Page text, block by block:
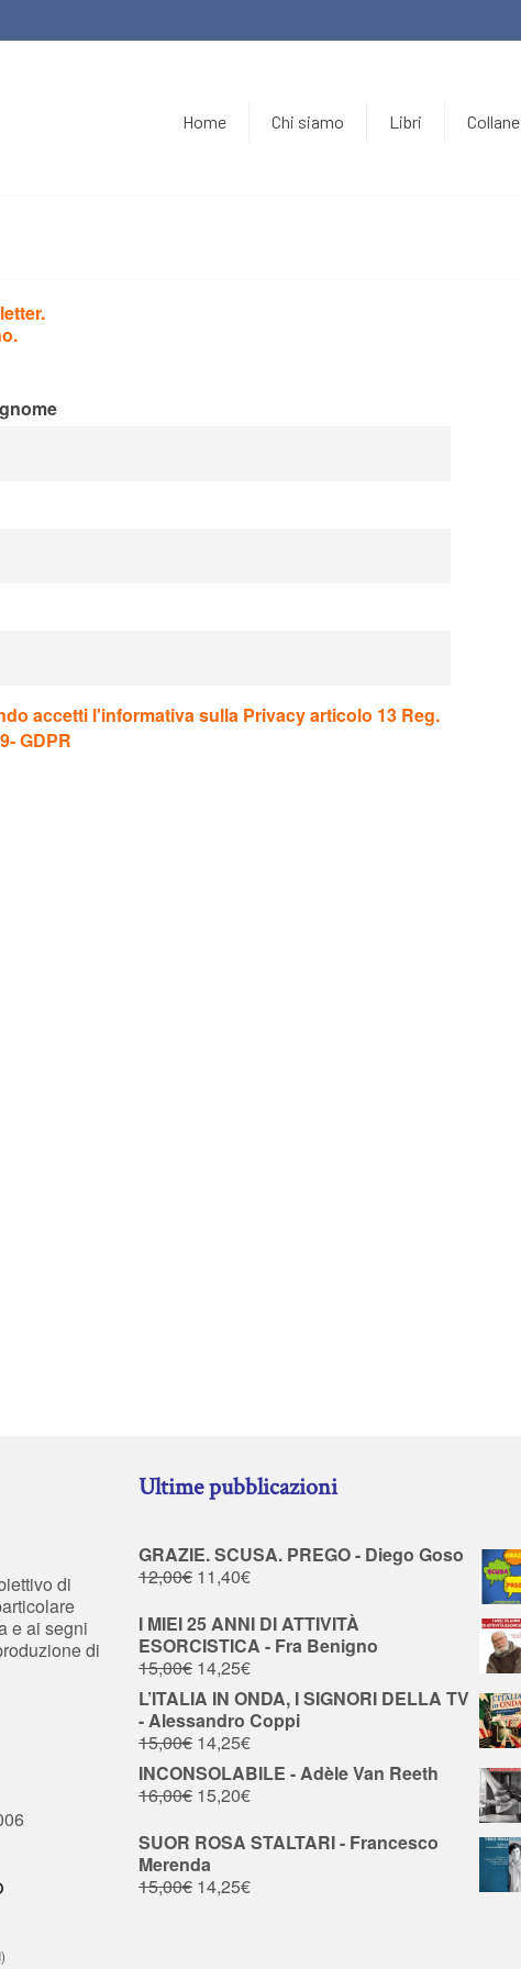
Home Chi siamo Libri Collane
accetti l'informativa sulla Privacy articolo 13 Reg.
GDPR
di
e ai segni
di
Ultime pubblicazioni
GRAZIE. SCUSA. PREGO - Diego Goso
12,00€ 11,40€
I MIEI 25 ANNI DI ATTIVITÀ
ESORCISTICA - Fra Benigno
15,00€ 14,25€
L’ITALIA IN ONDA, I SIGNORI DELLA TV
- Alessandro Coppi
15,00€ 14,25€
INCONSOLABILE - Adèle Van Reeth
16,00€ 15,20€
SUOR ROSA STALTARI - Francesco
Merenda
15,00€ 14,25€